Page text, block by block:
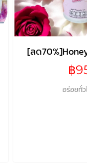
[ลด
฿
อร่อยทั่ว